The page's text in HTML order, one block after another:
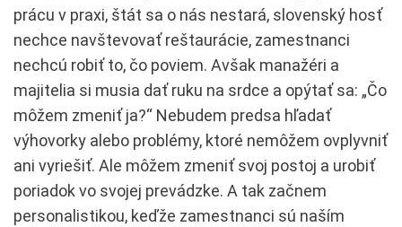
prácu v praxi, štát sa o nás nestará, slovenský hosť
nechce navštevovať reštaurácie, zamestnanci
nechcú robiť to, čo poviem. Avšak manažéri a
majitelia si musia dať ruku na srdce a opýtať sa: „Čo
môžem zmeniť ja?“ Nebudem predsa hľadať
výhovorky alebo problémy, ktoré nemôžem ovplyvniť
ani vyriešiť. Ale môžem zmeniť svoj postoj a urobiť
poriadok vo svojej prevádzke. A tak začnem
personalistikou, keďže zamestnanci sú naším